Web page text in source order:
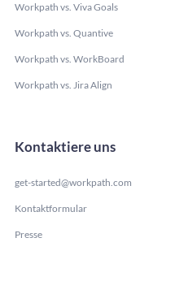
Workpath vs. Viva Goals
Workpath vs. Quantive
Workpath vs. WorkBoard
Workpath vs. Jira Align
Kontaktiere uns
get-started@workpath.com
Kontaktformular
Presse